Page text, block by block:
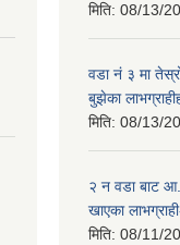
मिति: 08/13/
वडा नं ३ मा
बुझेका
मिति: 08/13/
२ न‌ वडा बाट
खाएका
मिति: 08/11/